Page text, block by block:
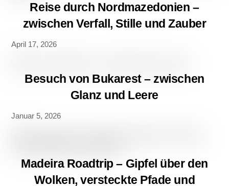
Reise durch Nordmazedonien –
zwischen Verfall, Stille und Zauber
April 17, 2026
Besuch von Bukarest – zwischen
Glanz und Leere
Januar 5, 2026
Madeira Roadtrip – Gipfel über den
Wolken, versteckte Pfade und
To